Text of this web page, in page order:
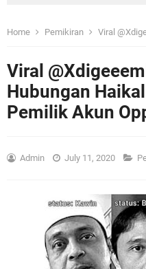
Home Pemikiran Viral @Xdigeeembok
Viral
Hubungan
Pemilik Akun
Admin July 11, 2020